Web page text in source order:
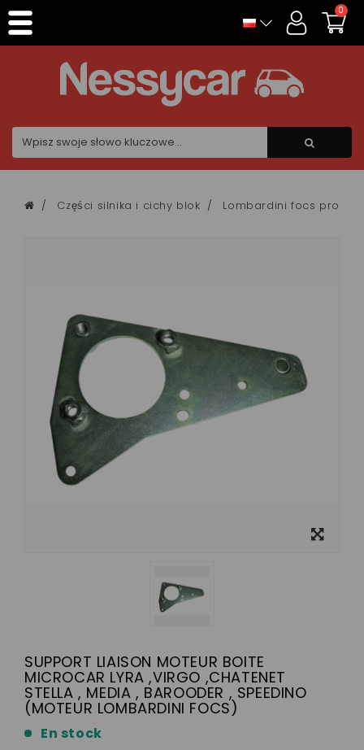
0
Części silnika i cichy blok Lombardini focs
SUPPORT LIAISON MOTEUR BOITE
MICROCAR LYRA ,VIRGO ,CHATENET
STELLA , MEDIA , BAROODER , SPEEDINO
(MOTEUR LOMBARDINI FOCS)
En stock
Panel zarządzania plikami cookies